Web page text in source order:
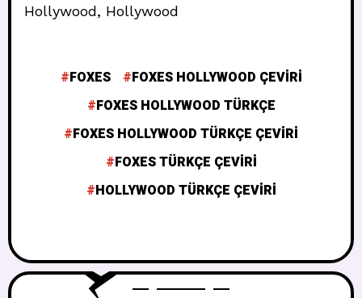
Hollywood, Hollywood
FOXES
FOXES HOLLYWOOD ÇEVIRI
FOXES HOLLYWOOD TÜRKÇE
FOXES HOLLYWOOD TÜRKÇE ÇEVIRI
FOXES TÜRKÇE ÇEVIRI
HOLLYWOOD TÜRKÇE ÇEVIRI